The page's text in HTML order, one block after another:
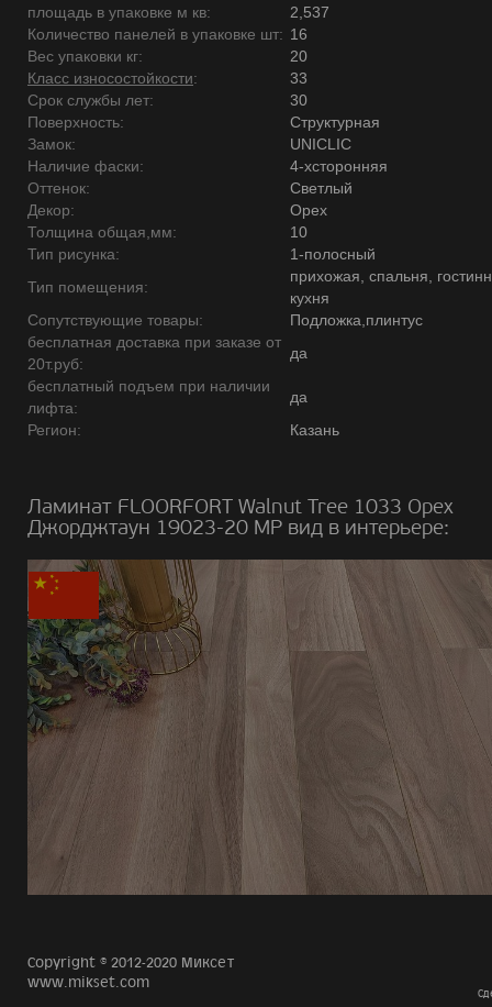
площадь в упаковке м кв:
2,537
Количество панелей в упаковке шт: 16
Вес упаковки кг:
20
Класс износостойкости:
33
Срок службы лет:
30
Поверхность:
Структурная
Замок:
UNICLIC
Наличие фаски:
4-хсторонняя
Оттенок:
Светлый
Декор:
Орех
Толщина общая,мм:
10
Тип рисунка:
1-полосный
Тип помещения:
прихожая, спальня,
кухня
Сопутствующие товары:
Подложка,плинтус
бесплатная доставка при заказе от
20т.руб:
да
бесплатный подъем при наличии
лифта:
да
Регион:
Казань
Ламинат FLOORFORT Walnut Tree 1033 Орех
Джорджтаун 19023-20 MP вид в интерьере:
Copyright © 2012-2020 Миксет
www.mikset.com